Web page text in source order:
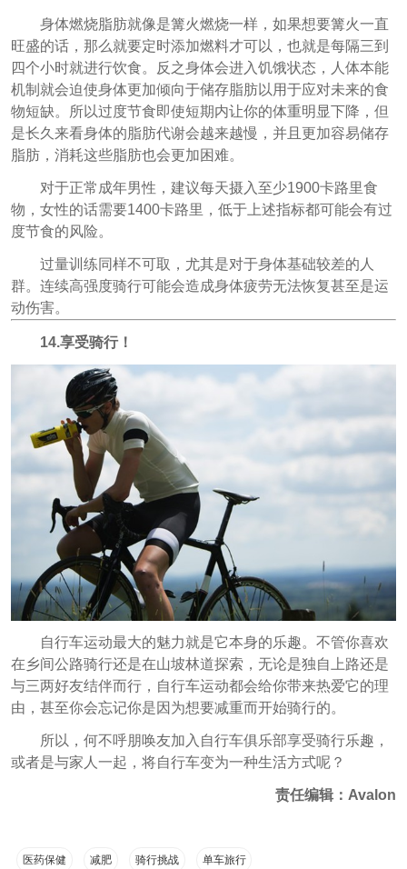
身体燃烧脂肪就像是篝火燃烧一样，如果想要篝火一直
旺盛的话，那么就要定时添加燃料才可以，也就是每隔三到
四个小时就进行饮食。反之身体会进入饥饿状态，人体本能
机制就会迫使身体更加倾向于储存脂肪以用于应对未来的食
物短缺。所以过度节食即使短期内让你的体重明显下降，但
是长久来看身体的脂肪代谢会越来越慢，并且更加容易储存
脂肪，消耗这些脂肪也会更加困难。
对于正常成年男性，建议每天摄入至少1900卡路里食
物，女性的话需要1400卡路里，低于上述指标都可能会有过
度节食的风险。
过量训练同样不可取，尤其是对于身体基础较差的人
群。连续高强度骑行可能会造成身体疲劳无法恢复甚至是运
动伤害。
14.享受骑行！
自行车运动最大的魅力就是它本身的乐趣。不管你喜欢
在乡间公路骑行还是在山坡林道探索，无论是独自上路还是
与三两好友结伴而行，自行车运动都会给你带来热爱它的理
由，甚至你会忘记你是因为想要减重而开始骑行的。
所以，何不呼朋唤友加入自行车俱乐部享受骑行乐趣，
或者是与家人一起，将自行车变为一种生活方式呢？
责任编辑：Avalon
医药保健 减肥 骑行挑战 单车旅行